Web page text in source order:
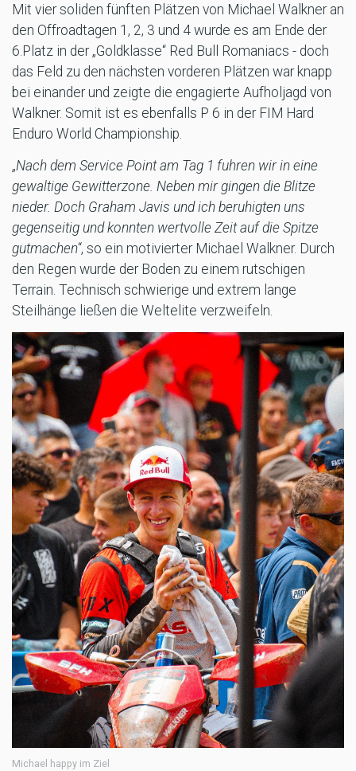
Mit vier soliden fünften Plätzen von Michael Walkner an
den Offroadtagen 1, 2, 3 und 4 wurde es am Ende der
6.Platz in der „Goldklasse“ Red Bull Romaniacs - doch
das Feld zu den nächsten vorderen Plätzen war knapp
bei einander und zeigte die engagierte Aufholjagd von
Walkner. Somit ist es ebenfalls P 6 in der FIM Hard
Enduro World Championship.
„Nach dem Service Point am Tag 1 fuhren wir in eine
gewaltige Gewitterzone. Neben mir gingen die Blitze
nieder. Doch Graham Javis und ich beruhigten uns
gegenseitig und konnten wertvolle Zeit auf die Spitze
gutmachen“, so ein motivierter Michael Walkner. Durch
den Regen wurde der Boden zu einem rutschigen
Terrain. Technisch schwierige und extrem lange
Steilhänge ließen die Weltelite verzweifeln.
Michael happy im Ziel